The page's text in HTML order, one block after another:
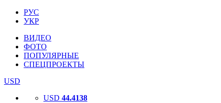
РУС
УКР
ВИДЕО
ФОТО
ПОПУЛЯРНЫЕ
СПЕЦПРОЕКТЫ
USD
USD 44.4138